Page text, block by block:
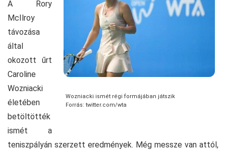
Wozniacki ismét régi formájában játszik
Forrás: twitter.com/wta
A Rory
McIlroy
távozása
által
okozott űrt
Caroline
Wozniacki
életében
betöltötték
ismét a
teniszpályán szerzett eredmények. Még messze van attól,